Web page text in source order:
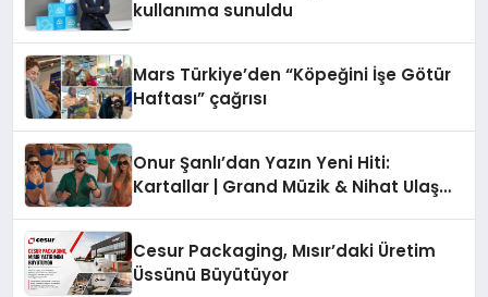
kullanıma sunuldu
Mars Türkiye’den “Köpeğini İşe Götür
Haftası” çağrısı
Onur Şanlı’dan Yazın Yeni Hiti:
Kartallar | Grand Müzik & Nihat Ulaş
Cesur Packaging, Mısır’daki Üretim
Üssünü Büyütüyor